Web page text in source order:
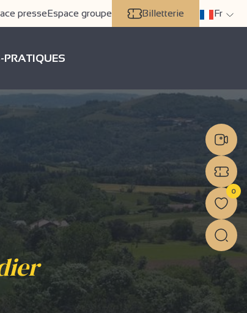
presseEspace groupe Billetterie Fr
PRATIQUES
0